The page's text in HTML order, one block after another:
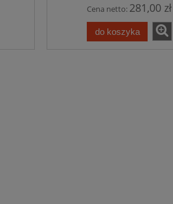
1 494,45 zł
do koszyka
Cena netto: 281,00 zł
do koszyka